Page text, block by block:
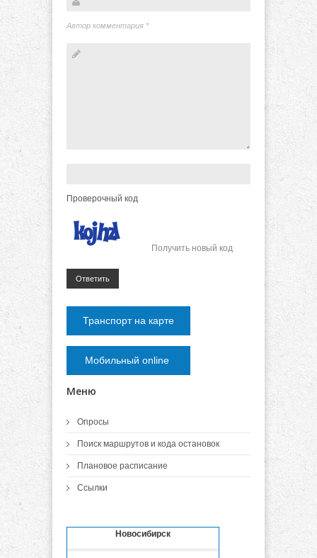
Автор комментария *
Проверочный код
Получить новый код
Ответить
Транспорт на карте
Мобильный online
Меню
Опросы
Поиск маршрутов и кода остановок
Плановое расписание
Ссылки
Новосибирск